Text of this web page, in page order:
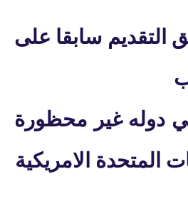
التقديم سابقا على
في دوله غير محظورة
المتحدة الامريكية